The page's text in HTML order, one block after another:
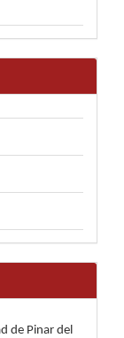
de Pinar del